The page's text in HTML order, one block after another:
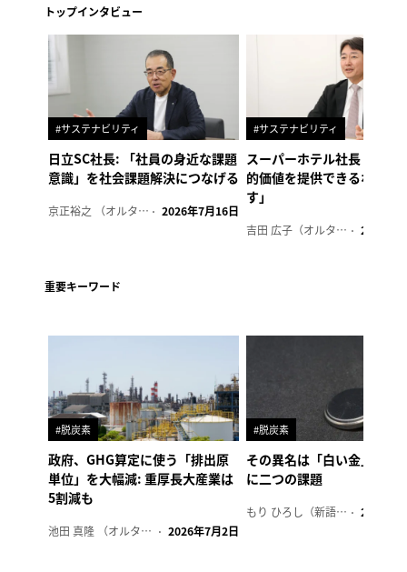
トップインタビュー
#サステナビリティ
日立SC社長: 「社員の身近な課題
意識」を社会課題解決につなげる
京正裕之 （オルタナ副編集長） 2026年7月16日
#サステナビリティ
スーパーホテル社長「地域
的価値を提供できるホテル
す」
吉田 広子（オルタナ輪番編集長） 2026年6
重要キーワード
#脱炭素
政府、GHG算定に使う「排出原
単位」を大幅減: 重厚長大産業は
5割減も
池田 真隆 （オルタナ輪番編集長） 2026年7月2日
#脱炭素
その異名は「白い金」、リ
に二つの課題
もり ひろし（新語ウォッチャー） 2023年7